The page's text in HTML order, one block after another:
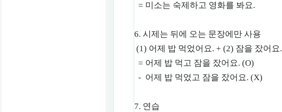
= 미소는 숙제하고 영화를 봐요.
6. 시제는 뒤에 오는 문장에만 사용
(1) 어제 밥 먹었어요. + (2) 잠을 잤어요.
= 어제 밥 먹고 잠을 잤어요. (O)
- 어제 밥 먹었고 잠을 잤어요. (X)
7. 연습